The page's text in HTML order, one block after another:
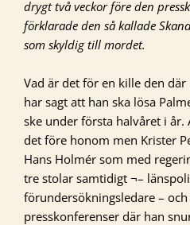
drygt två veckor före den
förklarade den så kallade
som skyldig till mordet.
Vad är det för en kille den där
har sagt att han ska lösa
ske under första halvåret i år.
det före honom men Krister
Hans Holmér som med
tre stolar samtidigt ¬–
förundersökningsledare –
presskonferenser där han